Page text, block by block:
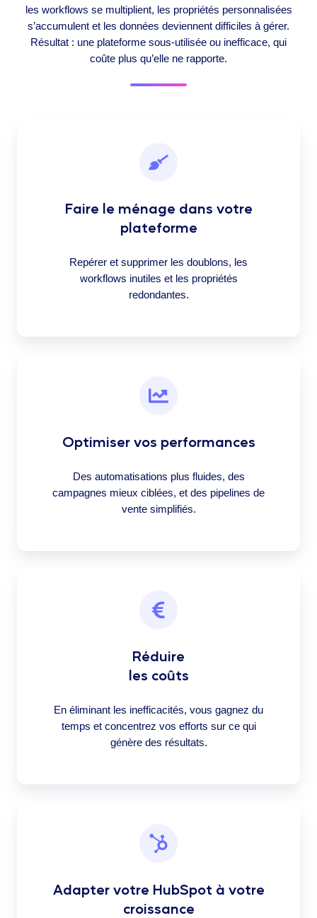
les workflows se multiplient, les propriétés personnalisées
s’accumulent et les données deviennent difficiles à gérer.
Résultat : une plateforme sous-utilisée ou inefficace, qui
coûte plus qu’elle ne rapporte.
Faire le ménage dans votre
plateforme
Repérer et supprimer les doublons, les
workflows inutiles et les propriétés
redondantes.
Optimiser vos performances
Des automatisations plus fluides, des
campagnes mieux ciblées, et des pipelines de
vente simplifiés.
Réduire
les coûts
En éliminant les inefficacités, vous gagnez du
temps et concentrez vos efforts sur ce qui
génère des résultats.
Adapter votre HubSpot à votre
croissance